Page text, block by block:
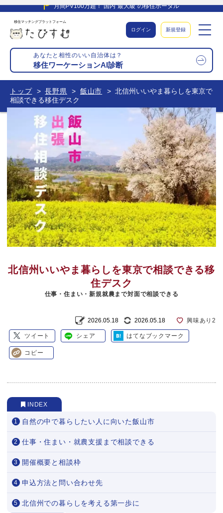
月間PV100万超！ 国内”最大級”の移住ポータル
移住マッチングプラットフォーム
ログイン 新規登録
あなたと相性のいい自治体は？
移住ワーケーションAI診断
トップ 長野県 飯山市
北信州いいやま暮らしを東京で
相談できる移住デスク
北信州いいやま暮らしを東京で相談できる移
住デスク
仕事・住まい・新規就農まで対面で相談できる
2026.05.18 2026.05.18 興味あり2
ツイート シェア はてなブックマーク
コピー
INDEX
自然の中で暮らしたい人に向いた飯山市
仕事・住まい・就農支援まで相談できる
開催概要と相談枠
申込方法と問い合わせ先
北信州での暮らしを考える第一歩に